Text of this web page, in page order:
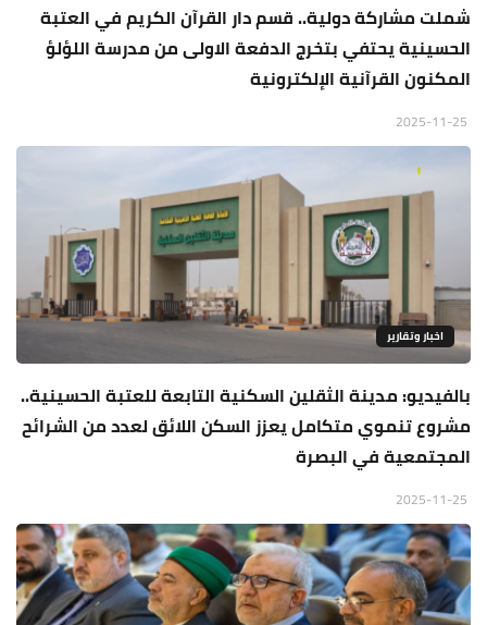
شملت مشاركة دولية.. قسم دار القرآن الكريم في العتبة
الحسينية يحتفي بتخرج الدفعة الاولى من مدرسة اللؤلؤ
المكنون القرآنية الإلكترونية
اخبار وتقارير
بالفيديو: مدينة الثقلين السكنية التابعة للعتبة الحسينية..
مشروع تنموي متكامل يعزز السكن اللائق لعدد من الشرائح
المجتمعية في البصرة